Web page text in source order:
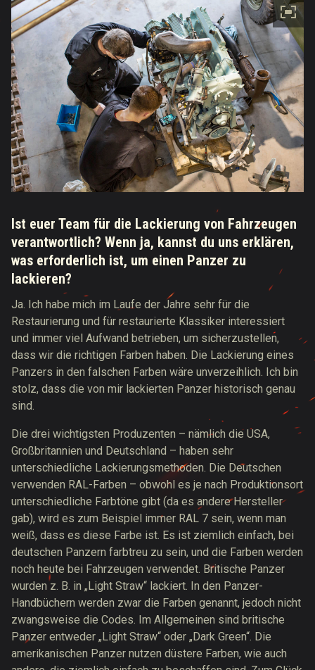
Ist euer Team für die Lackierung von Fahrzeugen
verantwortlich? Wenn ja, kannst du uns erklären,
was erforderlich ist, um einen Panzer zu
lackieren?
Ja. Ich habe mich im Laufe der Jahre sehr für die
Restaurierung und für restaurierte Klassiker interessiert
und immer viel Aufwand betrieben, um sicherzustellen,
dass wir die richtigen Farben haben. Die Lackierung eines
Panzers in den falschen Farben wäre unverzeihlich. Ich bin
stolz, dass die von mir lackierten Panzer historisch genau
sind.
Die drei wichtigsten Produzenten – nämlich die USA,
Großbritannien und Deutschland – haben sehr
unterschiedliche Lackierungsmethoden. Die Deutschen
verwenden RAL-Farben – obwohl es je nach Produktionsort
unterschiedliche Farbtöne gibt (da es andere Hersteller
gab), wird es zum Beispiel immer RAL 7 sein, wenn man
weiß, dass es diese Farbe ist. Es ist ziemlich einfach, bei
deutschen Panzern farbtreu zu sein, und die Farben werden
noch heute bei Fahrzeugen verwendet. Britische Panzer
wurden z. B. in „Light Straw“ lackiert. In den Panzer-
Handbüchern werden zwar die Farben genannt, jedoch nicht
zwangsweise die Codes. Im Allgemeinen sind britische
Panzer entweder „Light Straw“ oder „Dark Green“. Die
amerikanischen Panzer nutzen düstere Farben, wie auch